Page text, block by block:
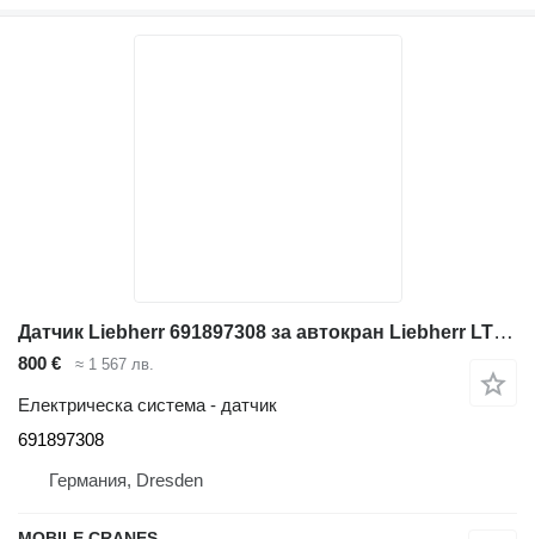
Датчик Liebherr 691897308 за автокран Liebherr LTM 1035; LTM 1030; LTM 1045
800 € ≈ 1 567 лв.
Електрическа система - датчик
691897308
Германия, Dresden